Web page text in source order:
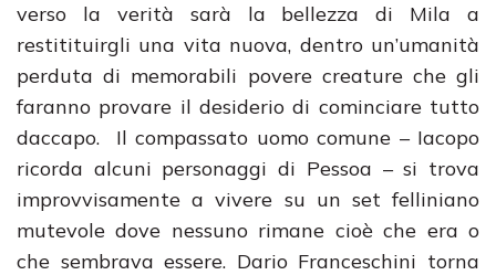
verso la verità sarà la bellezza di Mila a
restitituirgli una vita nuova, dentro un’umanità
perduta di memorabili povere creature che gli
faranno provare il desiderio di cominciare tutto
daccapo. Il compassato uomo comune – Iacopo
ricorda alcuni personaggi di Pessoa – si trova
improvvisamente a vivere su un set felliniano
mutevole dove nessuno rimane cioè che era o
che sembrava essere. Dario Franceschini torna